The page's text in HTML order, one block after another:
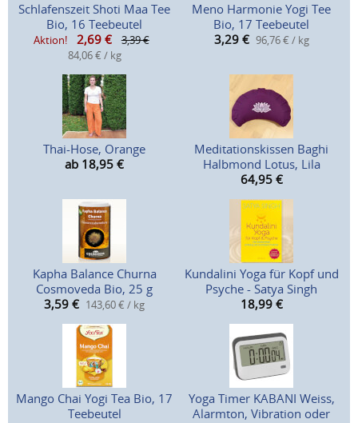
Schlafenszeit Shoti Maa Tee
Bio, 16 Teebeutel
Aktion! 2,69 €
3,39 €
84,06 € / kg
Meno Harmonie Yogi Tee
Bio, 17 Teebeutel
3,29 € 96,76 € / kg
Thai-Hose, Orange
ab 18,95 €
Meditationskissen Baghi
Halbmond Lotus, Lila
64,95 €
Kapha Balance Churna
Cosmoveda Bio, 25 g
3,59 € 143,60 € / kg
Kundalini Yoga für Kopf und
Psyche - Satya Singh
18,99 €
Mango Chai Yogi Tea Bio, 17
Teebeutel
Yoga Timer KABANI Weiss,
Alarmton, Vibration oder